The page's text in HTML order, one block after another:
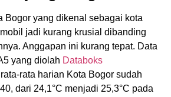
Bogor yang dikenal sebagai kota
jadi kurang krusial dibanding
Anggapan ini kurang tepat. Data
yang diolah Databoks
rata harian Kota Bogor sudah
dari 24,1°C menjadi 25,3°C pada